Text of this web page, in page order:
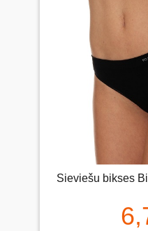
Sieviešu bikses